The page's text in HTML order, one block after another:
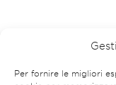
Per fornire le migliori